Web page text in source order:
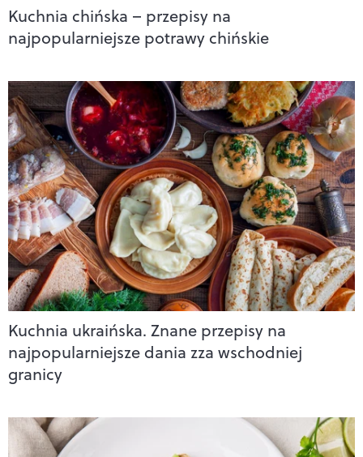
Kuchnia chińska – przepisy na
najpopularniejsze potrawy chińskie
Kuchnia ukraińska. Znane przepisy na
najpopularniejsze dania zza wschodniej
granicy